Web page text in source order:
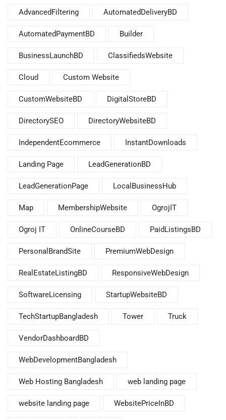
AdvancedFiltering AutomatedDeliveryBD
AutomatedPaymentBD Builder
BusinessLaunchBD ClassifiedsWebsite
Cloud Custom Website
CustomWebsiteBD DigitalStoreBD
DirectorySEO DirectoryWebsiteBD
IndependentEcommerce InstantDownloads
Landing Page LeadGenerationBD
LeadGenerationPage LocalBusinessHub
Map MembershipWebsite OgrojIT
Ogroj IT OnlineCourseBD PaidListingsBD
PersonalBrandSite PremiumWebDesign
RealEstateListingBD ResponsiveWebDesign
SoftwareLicensing StartupWebsiteBD
TechStartupBangladesh Tower Truck
VendorDashboardBD
WebDevelopmentBangladesh
Web Hosting Bangladesh web landing page
website landing page WebsitePriceInBD